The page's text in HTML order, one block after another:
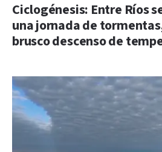
Ciclogénesis: Entre Ríos
una jornada de
brusco descenso de